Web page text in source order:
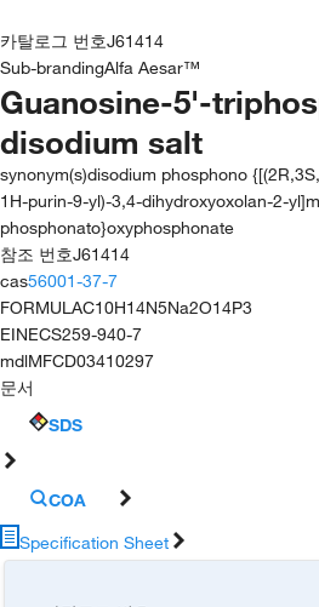
카탈로그 번호J61414
Sub-brandingAlfa Aesar™
Guanosine-5'-
disodium salt
synonym(s)disodium phosphono
1H-purin-9-yl)-3,4-dihydroxyoxolan-2-
phosphonato}oxyphosphonate
참조 번호J61414
cas56001-37-7
FORMULAC10H14N5Na2O14P3
EINECS259-940-7
mdlMFCD03410297
문서
SDS
COA
Specification Sheet